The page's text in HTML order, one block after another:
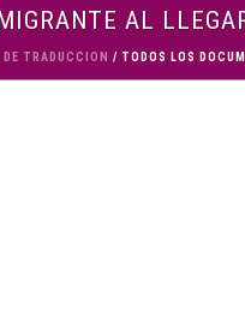
AL
DE TRADUCCION / TODOS LOS